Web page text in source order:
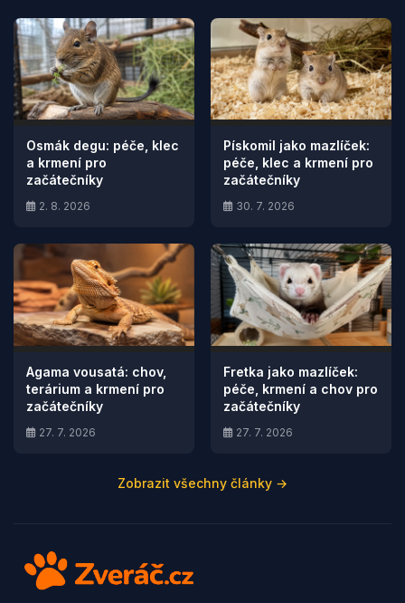
Osmák degu: péče, klec
a krmení pro
začátečníky
2. 8. 2026
Pískomil jako mazlíček:
péče, klec a krmení pro
začátečníky
30. 7. 2026
Agama vousatá: chov,
terárium a krmení pro
začátečníky
27. 7. 2026
Fretka jako mazlíček:
péče, krmení a chov pro
začátečníky
27. 7. 2026
Zobrazit všechny články →